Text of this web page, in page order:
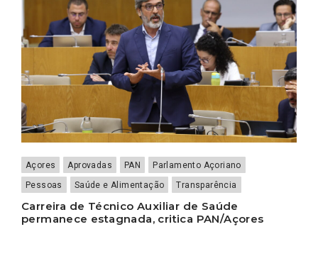
Açores Aprovadas PAN
Parlamento Açoriano
Pessoas
Saúde e Alimentação Transparência
Carreira de Técnico Auxiliar de Saúde
permanece estagnada, critica PAN/Açores